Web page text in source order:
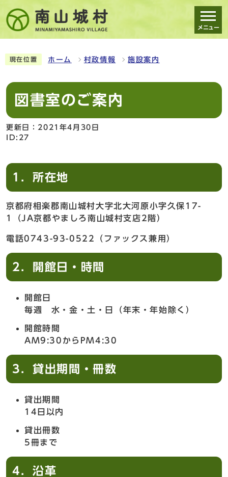
メニュー
現在位置 ホーム 村政情報 施設案内
図書室のご案内
更新日：2021年4月30日
ID:27
1．所在地
京都府相楽郡南山城村大字北大河原小字久保17-
1（JA京都やましろ南山城村支店2階）
電話0743-93-0522（ファックス兼用）
2．開館日・時間
開館日
毎週 水・金・土・日（年末・年始除く）
開館時間
AM9:30からPM4:30
3．貸出期間・冊数
貸出期間
14日以内
貸出冊数
5冊まで
4．沿革